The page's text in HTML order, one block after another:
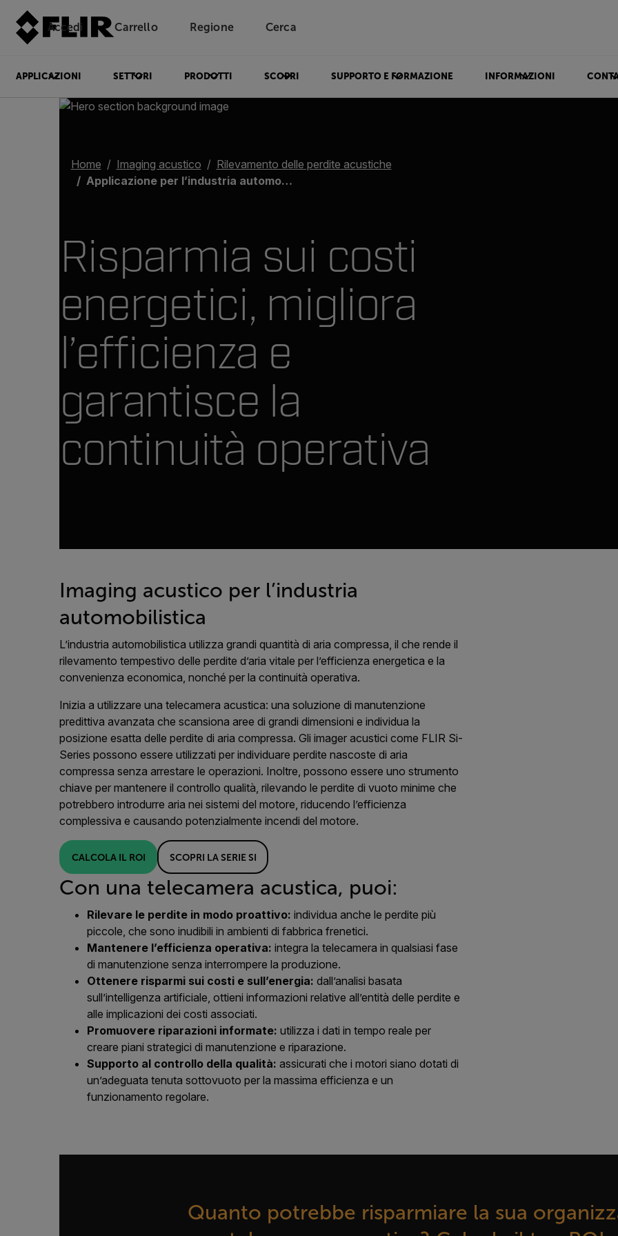
Accedi Unread messages
Carrello Regione Cerca
APPLICAZIONI SETTORI PRODOTTI SCOPRI SUPPORTO E FORMAZIONE INFORMAZIONI
Home Imaging acustico
Rilevamento delle perdite acustiche
Applicazione per l’industria automobilistica
Risparmia sui costi
energetici, migliora
l’efficienza e
garantisce la
continuità operativa
Imaging acustico per l’industria
automobilistica
L’industria automobilistica utilizza grandi quantità di aria compressa, il che rende il
rilevamento tempestivo delle perdite d’aria vitale per l’efficienza energetica e la
convenienza economica, nonché per la continuità operativa.
Inizia a utilizzare una telecamera acustica: una soluzione di manutenzione
predittiva avanzata che scansiona aree di grandi dimensioni e individua la
posizione esatta delle perdite di aria compressa. Gli imager acustici come FLIR Si-
Series possono essere utilizzati per individuare perdite nascoste di aria
compressa senza arrestare le operazioni. Inoltre, possono essere uno strumento
chiave per mantenere il controllo qualità, rilevando le perdite di vuoto minime che
potrebbero introdurre aria nei sistemi del motore, riducendo l’efficienza
complessiva e causando potenzialmente incendi del motore.
CALCOLA IL ROI SCOPRI LA SERIE SI
Con una telecamera acustica, puoi:
Rilevare le perdite in modo proattivo: individua anche le perdite più
piccole, che sono inudibili in ambienti di fabbrica frenetici.
Mantenere l’efficienza operativa: integra la telecamera in qualsiasi fase
di manutenzione senza interrompere la produzione.
Ottenere risparmi sui costi e sull’energia: dall’analisi basata
sull’intelligenza artificiale, ottieni informazioni relative all’entità delle perdite e
alle implicazioni dei costi associati.
Promuovere riparazioni informate: utilizza i dati in tempo reale per
creare piani strategici di manutenzione e riparazione.
Supporto al controllo della qualità: assicurati che i motori siano dotati di
un’adeguata tenuta sottovuoto per la massima efficienza e un
funzionamento regolare.
Quanto potrebbe risparmiare la sua